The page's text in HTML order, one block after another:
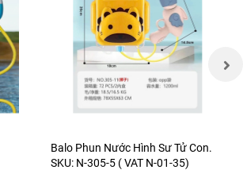
Balo Phun Nước Hình Sư Tử Con.
SKU: N-305-5 ( VAT N-01-35)